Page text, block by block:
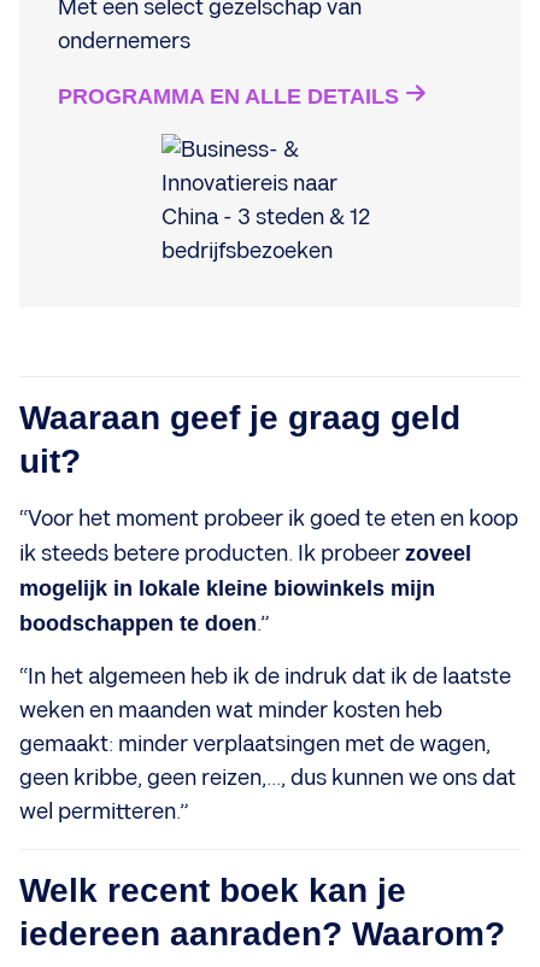
Met een select gezelschap van
ondernemers
PROGRAMMA EN ALLE DETAILS
Waaraan geef je graag geld
uit?
“Voor het moment probeer ik goed te eten en koop
ik steeds betere producten. Ik probeer zoveel
mogelijk in lokale kleine biowinkels mijn
boodschappen te doen.”
“In het algemeen heb ik de indruk dat ik de laatste
weken en maanden wat minder kosten heb
gemaakt: minder verplaatsingen met de wagen,
geen kribbe, geen reizen,..., dus kunnen we ons dat
wel permitteren.”
Welk recent boek kan je
iedereen aanraden? Waarom?